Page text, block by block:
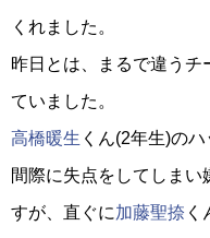
くれました。
昨日とは、まるで違うチ
ていました。
高橋暖生 くん(2年生)の
間際に失点をしてしま
すが、直ぐに加藤聖捺 く